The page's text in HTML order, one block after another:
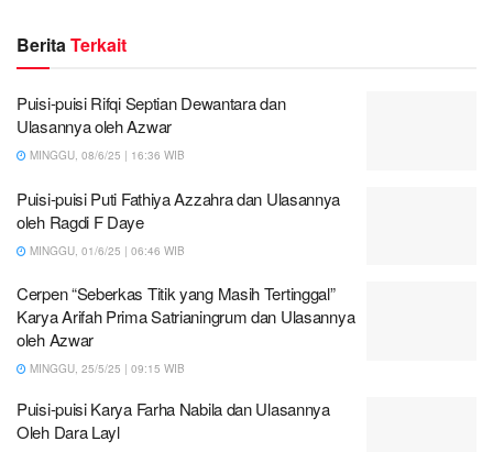
BeritaTerkait
Puisi-puisi Rifqi Septian Dewantara dan
Ulasannya oleh Azwar
MINGGU, 08/6/25 | 16:36 WIB
Puisi-puisi Puti Fathiya Azzahra dan Ulasannya
oleh Ragdi F Daye
MINGGU, 01/6/25 | 06:46 WIB
Cerpen “Seberkas Titik yang Masih Tertinggal”
Karya Arifah Prima Satrianingrum dan Ulasannya
oleh Azwar
MINGGU, 25/5/25 | 09:15 WIB
Puisi-puisi Karya Farha Nabila dan Ulasannya
Oleh Dara Layl